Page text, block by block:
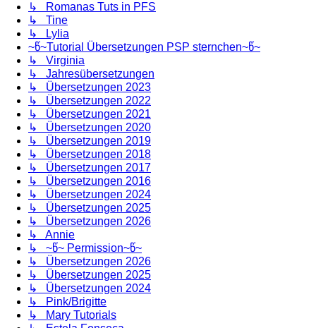
↳ Romanas Tuts in PFS
↳ Tine
↳ Lylia
~წ~Tutorial Übersetzungen PSP sternchen~წ~
↳ Virginia
↳ Jahresübersetzungen
↳ Übersetzungen 2023
↳ Übersetzungen 2022
↳ Übersetzungen 2021
↳ Übersetzungen 2020
↳ Übersetzungen 2019
↳ Übersetzungen 2018
↳ Übersetzungen 2017
↳ Übersetzungen 2016
↳ Übersetzungen 2024
↳ Übersetzungen 2025
↳ Übersetzungen 2026
↳ Annie
↳ ~წ~ Permission~წ~
↳ Übersetzungen 2026
↳ Übersetzungen 2025
↳ Übersetzungen 2024
↳ Pink/Brigitte
↳ Mary Tutorials